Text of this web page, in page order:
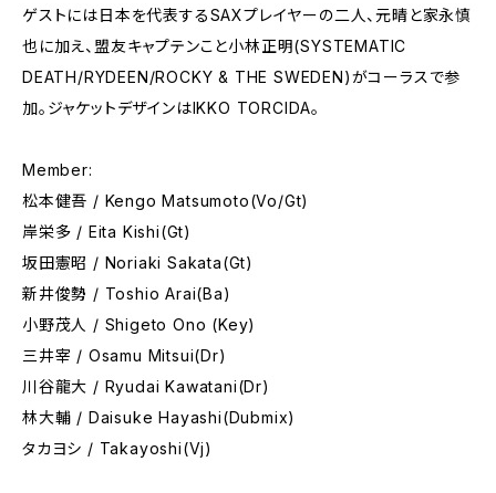
ゲストには日本を代表するSAXプレイヤーの二人、元晴と家永慎
也に加え、盟友キャプテンこと小林正明(SYSTEMATIC
DEATH/RYDEEN/ROCKY & THE SWEDEN)がコーラスで参
加。ジャケットデザインはIKKO TORCIDA。
Member:
松本健吾 / Kengo Matsumoto(Vo/Gt)
岸栄多 / Eita Kishi(Gt)
坂田憲昭 / Noriaki Sakata(Gt)
新井俊勢 / Toshio Arai(Ba)
小野茂人 / Shigeto Ono (Key)
三井宰 / Osamu Mitsui(Dr)
川谷龍大 / Ryudai Kawatani(Dr)
林大輔 / Daisuke Hayashi(Dubmix)
タカヨシ / Takayoshi(Vj)